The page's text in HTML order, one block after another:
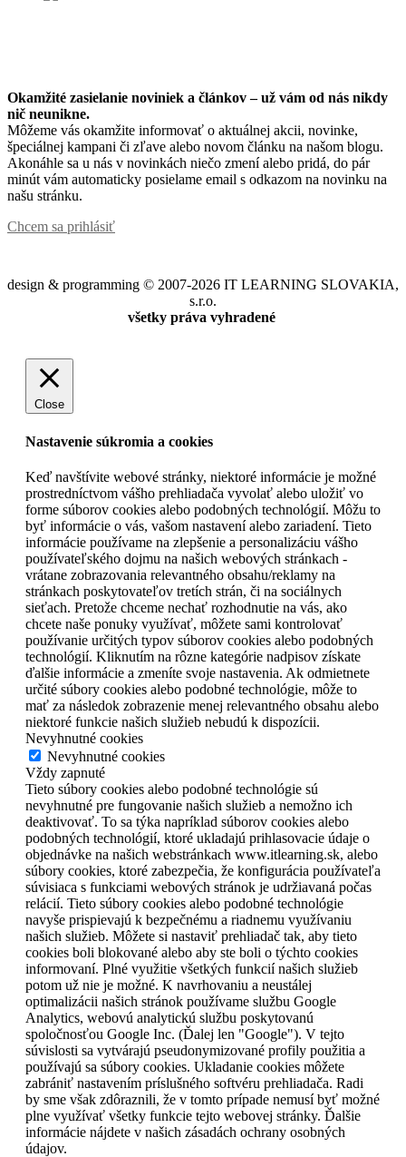
Okamžité zasielanie noviniek a článkov – už vám od nás nikdy
nič neunikne.
Môžeme vás okamžite informovať o aktuálnej akcii, novinke,
špeciálnej kampani či zľave alebo novom článku na našom blogu.
Akonáhle sa u nás v novinkách niečo zmení alebo pridá, do pár
minút vám automaticky posielame email s odkazom na novinku na
našu stránku.
Chcem sa prihlásiť
design & programming © 2007-2026 IT LEARNING SLOVAKIA,
s.r.o.
všetky práva vyhradené
Close
Nastavenie súkromia a cookies
Keď navštívite webové stránky, niektoré informácie je možné
prostredníctvom vášho prehliadača vyvolať alebo uložiť vo
forme súborov cookies alebo podobných technológií. Môžu to
byť informácie o vás, vašom nastavení alebo zariadení. Tieto
informácie používame na zlepšenie a personalizáciu vášho
používateľského dojmu na našich webových stránkach -
vrátane zobrazovania relevantného obsahu/reklamy na
stránkach poskytovateľov tretích strán, či na sociálnych
sieťach. Pretože chceme nechať rozhodnutie na vás, ako
chcete naše ponuky využívať, môžete sami kontrolovať
používanie určitých typov súborov cookies alebo podobných
technológií. Kliknutím na rôzne kategórie nadpisov získate
ďalšie informácie a zmeníte svoje nastavenia. Ak odmietnete
určité súbory cookies alebo podobné technológie, môže to
mať za následok zobrazenie menej relevantného obsahu alebo
niektoré funkcie našich služieb nebudú k dispozícii.
Nevyhnutné cookies
Nevyhnutné cookies
Vždy zapnuté
Tieto súbory cookies alebo podobné technológie sú
nevyhnutné pre fungovanie našich služieb a nemožno ich
deaktivovať. To sa týka napríklad súborov cookies alebo
podobných technológií, ktoré ukladajú prihlasovacie údaje o
objednávke na našich webstránkach www.itlearning.sk, alebo
súbory cookies, ktoré zabezpečia, že konfigurácia používateľa
súvisiaca s funkciami webových stránok je udržiavaná počas
relácií. Tieto súbory cookies alebo podobné technológie
navyše prispievajú k bezpečnému a riadnemu využívaniu
našich služieb. Môžete si nastaviť prehliadač tak, aby tieto
cookies boli blokované alebo aby ste boli o týchto cookies
informovaní. Plné využitie všetkých funkcií našich služieb
potom už nie je možné. K navrhovaniu a neustálej
optimalizácii našich stránok používame službu Google
Analytics, webovú analytickú službu poskytovanú
spoločnosťou Google Inc. (Ďalej len "Google"). V tejto
súvislosti sa vytvárajú pseudonymizované profily použitia a
používajú sa súbory cookies. Ukladanie cookies môžete
zabrániť nastavením príslušného softvéru prehliadača. Radi
by sme však zdôraznili, že v tomto prípade nemusí byť možné
plne využívať všetky funkcie tejto webovej stránky. Ďalšie
informácie nájdete v našich zásadách ochrany osobných
údajov.